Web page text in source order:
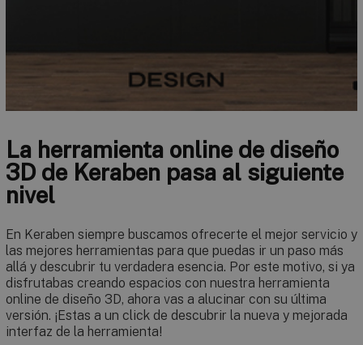
La herramienta online de diseño
3D de Keraben pasa al siguiente
nivel
En Keraben siempre buscamos ofrecerte el mejor servicio y
las mejores herramientas para que puedas ir un paso más
allá y descubrir tu verdadera esencia. Por este motivo, si ya
disfrutabas creando espacios con nuestra herramienta
online de diseño 3D, ahora vas a alucinar con su última
versión. ¡Estas a un click de descubrir la nueva y mejorada
interfaz de la herramienta!